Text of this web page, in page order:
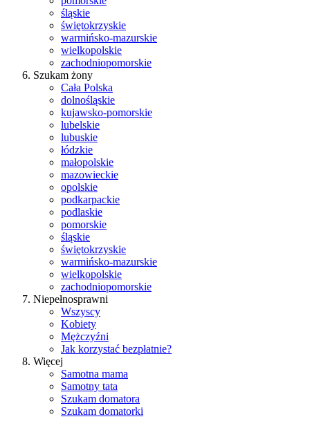
śląskie
świętokrzyskie
warmińsko-mazurskie
wielkopolskie
zachodniopomorskie
Szukam żony
Cała Polska
dolnośląskie
kujawsko-pomorskie
lubelskie
lubuskie
łódzkie
małopolskie
mazowieckie
opolskie
podkarpackie
podlaskie
pomorskie
śląskie
świętokrzyskie
warmińsko-mazurskie
wielkopolskie
zachodniopomorskie
Niepełnosprawni
Wszyscy
Kobiety
Mężczyźni
Jak korzystać bezpłatnie?
Więcej
Samotna mama
Samotny tata
Szukam domatora
Szukam domatorki